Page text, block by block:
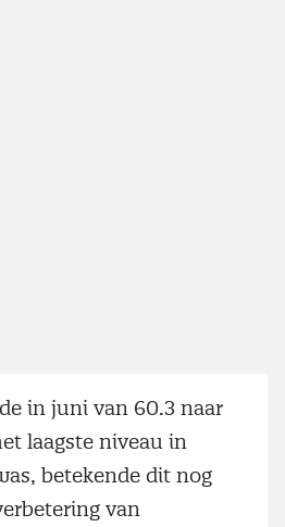
in juni van 60.3 naar
laagste niveau in
betekende dit nog
van